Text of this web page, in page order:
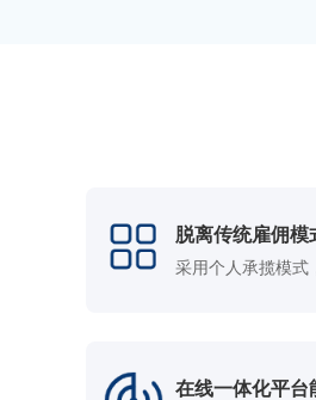
脱离传统雇佣模
采用个人承揽模式
在线一体化平台